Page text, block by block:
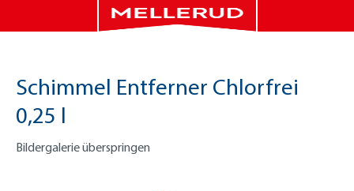
Schimmel Entferner Chlorfrei
0,25 l
Bildergalerie überspringen